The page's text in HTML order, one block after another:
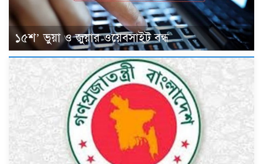
১৫শ’ ভুয়া ও জুয়ার ওয়েবসাইট বন্ধ